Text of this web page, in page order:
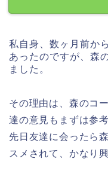
私自身、数ヶ月前か
あったのですが、森
ました。
その理由は、森のコ
達の意見もまずは参
先日友達に会ったら
スメされて、かなり